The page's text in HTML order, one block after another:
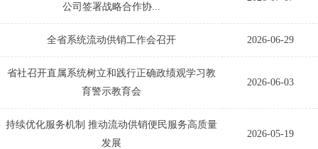
公司签署战略合作协...
全省系统流动供销工作会召开 2026-06-29
省社召开直属系统树立和践行正确政绩观学习教
育警示教育会
2026-06-03
持续优化服务机制 推动流动供销便民服务高质量
发展
2026-05-19